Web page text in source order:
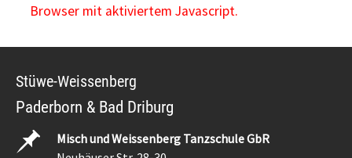
Browser mit aktiviertem Javascript.
Stüwe-Weissenberg
Paderborn & Bad Driburg
Misch und Weissenberg Tanzschule GbR